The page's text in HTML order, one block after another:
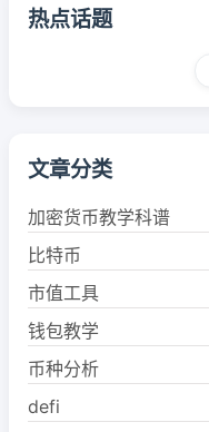
热点话题
文章分类
加密货币教学科谱
比特币
市值工具
钱包教学
币种分析
defi